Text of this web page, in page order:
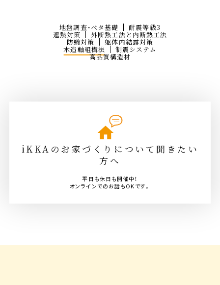
地盤調査・ベタ基礎 耐震等級3
遮熱対策 外断熱工法と内断熱工法
防蟻対策 躯体内結露対策
木造軸組構法 制震システム
高品質構造材
iKKAのお家づくりについて聞きたい
方へ
平日も休日も開催中！
オンラインでのお話もOKです。